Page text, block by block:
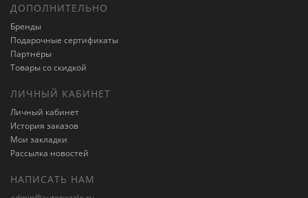
ДОПОЛНИТЕЛЬНО
Бренды
Подарочные сертификаты
Партнёры
Товары со скидкой
ЛИЧНЫЙ КАБИНЕТ
Личный кабинет
История заказов
Мои закладки
Рассылка новостей
НАПИСАТЬ НАМ